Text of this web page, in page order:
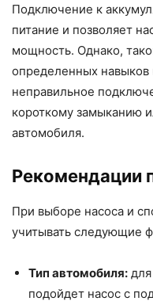
Подключение к
питание и позволяет
мощность. Однако,
определенных навыков
неправильное
короткому замыканию
автомобиля.
Рекомендации
При выборе насоса и
учитывать следующие
Тип автомобиля:
подойдет насос с